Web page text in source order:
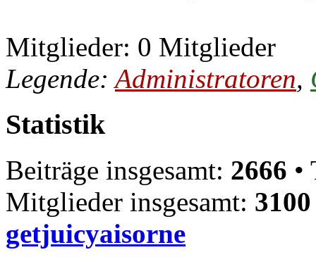
Mitglieder: 0 Mitglieder
Legende:Administratoren,
Statistik
Beiträge insgesamt: 2666 •
Mitglieder insgesamt: 3100
getjuicyaisorne